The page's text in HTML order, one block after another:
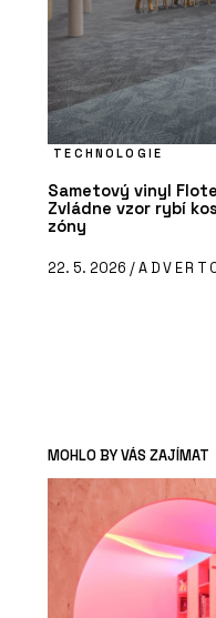
TECHNOLOGIE
Sametový vinyl
Zvládne vzor rybí
zóny
22. 5. 2026 /
MOHLO BY VÁS ZAJÍMAT